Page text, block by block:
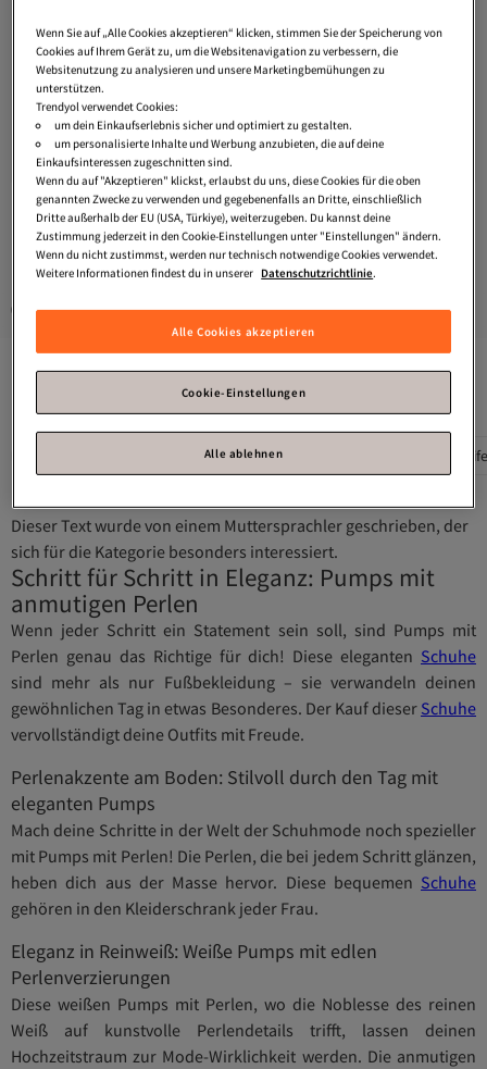
Marjin
Damen-Stiletto-Schuhe mit
spitzer Zehenpartie, Perlenbesatz
und Netzstoff, klassische Schuhe mit
Absatz, Mozila Beige Satin
4.6 (9)
Versand Kostenlos
Gratis Versand
Versand Kostenlos
74,76 €
„Melina“ aus schwarzem Tüll mit
Pailletten und Perlenstickerei
4.0 (5 )
Versand Kostenlos
Gratis Versand
Versand Kostenlos
1
Gesponserte Artikel sind von Verkäufern hervorgehobene Werbeangebote.
Das könnte dir auch gefallen
Pumps 8 Cm Absatz Pumps Schleife
Dieser Text wurde von einem Muttersprachler geschrieben, der
sich für die Kategorie besonders interessiert.
Schritt für Schritt in Eleganz: Pumps mit
anmutigen Perlen
Wenn jeder Schritt ein Statement sein soll, sind Pumps mit
Perlen genau das Richtige für dich! Diese eleganten Schuhe
sind mehr als nur Fußbekleidung – sie verwandeln deinen
gewöhnlichen Tag in etwas Besonderes. Der Kauf dieser Schuhe
vervollständigt deine Outfits mit Freude.
Perlenakzente am Boden: Stilvoll durch den Tag mit
eleganten Pumps
Mach deine Schritte in der Welt der Schuhmode noch spezieller
mit Pumps mit Perlen! Die Perlen, die bei jedem Schritt glänzen,
heben dich aus der Masse hervor. Diese bequemen Schuhe
gehören in den Kleiderschrank jeder Frau.
Eleganz in Reinweiß: Weiße Pumps mit edlen
Perlenverzierungen
Diese weißen Pumps mit Perlen, wo die Noblesse des reinen
Weiß auf kunstvolle Perlendetails trifft, lassen deinen
Hochzeitstraum zur Mode-Wirklichkeit werden. Die anmutigen
Wenn Sie auf „Alle Cookies akzeptieren“ klicken, stimmen Sie der Speicherung von
Cookies auf Ihrem Gerät zu, um die Websitenavigation zu verbessern, die
Websitenutzung zu analysieren und unsere Marketingbemühungen zu
unterstützen.
Trendyol verwendet Cookies:
um dein Einkaufserlebnis sicher und optimiert zu gestalten.
um personalisierte Inhalte und Werbung anzubieten, die auf deine
Einkaufsinteressen zugeschnitten sind.
Wenn du auf "Akzeptieren" klickst, erlaubst du uns, diese Cookies für die oben
genannten Zwecke zu verwenden und gegebenenfalls an Dritte, einschließlich
Dritte außerhalb der EU (USA, Türkiye), weiterzugeben. Du kannst deine
Zustimmung jederzeit in den Cookie-Einstellungen unter "Einstellungen" ändern.
Wenn du nicht zustimmst, werden nur technisch notwendige Cookies verwendet.
Weitere Informationen findest du in unserer Datenschutzrichtlinie.
Alle Cookies akzeptieren
Cookie-Einstellungen
Alle ablehnen